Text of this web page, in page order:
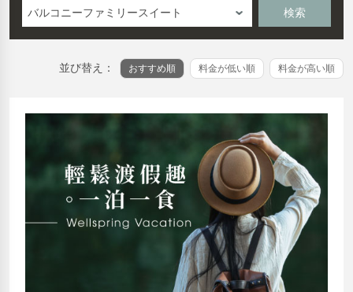
バルコニーファミリースイート 検索
並び替え： おすすめ順 料金が低い順 料金が高い順